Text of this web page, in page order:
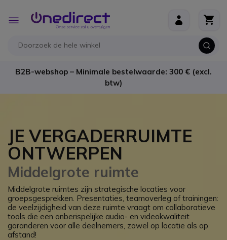
Toggle
Nav
B2B-webshop – Minimale bestelwaarde: 300 € (excl.
btw)
JE VERGADERRUIMTE
ONTWERPEN
Middelgrote ruimte
Middelgrote ruimtes zijn strategische locaties voor
groepsgesprekken. Presentaties, teamoverleg of trainingen:
de veelzijdigheid van deze ruimte vraagt om collaboratieve
tools die een onberispelijke audio- en videokwaliteit
garanderen voor alle deelnemers, zowel op locatie als op
afstand!